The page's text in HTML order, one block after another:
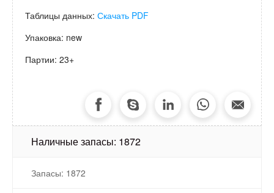
Таблицы данных: Скачать PDF
Упаковка: new
Партии: 23+
Наличные запасы: 1872
Запасы: 1872